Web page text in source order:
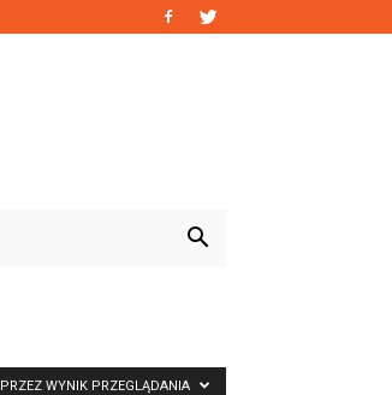
PRZEZ WYNIK PRZEGLĄDANIA